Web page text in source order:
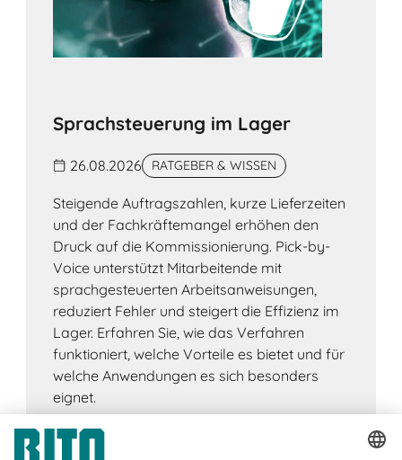
Sprachsteuerung im Lager
26.08.2026 RATGEBER & WISSEN
Steigende Auftragszahlen, kurze Lieferzeiten
und der Fachkräftemangel erhöhen den
Druck auf die Kommissionierung. Pick-by-
Voice unterstützt Mitarbeitende mit
sprachgesteuerten Arbeitsanweisungen,
reduziert Fehler und steigert die Effizienz im
Lager. Erfahren Sie, wie das Verfahren
funktioniert, welche Vorteile es bietet und für
welche Anwendungen es sich besonders
eignet.